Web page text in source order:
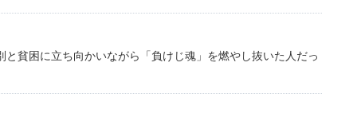
貧困に立ち向かいながら「負けじ魂」を燃やし抜いた人だっ